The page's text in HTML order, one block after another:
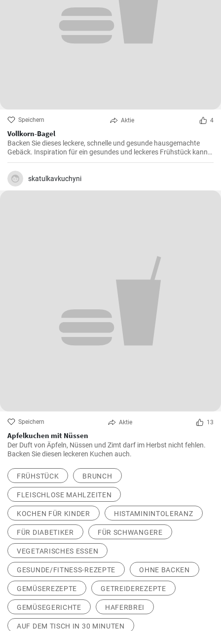
Speichern Aktie 4
Vollkorn-Bagel
Backen Sie dieses leckere, schnelle und gesunde hausgemachte
Gebäck. Inspiration für ein gesundes und leckeres Frühstück kann
man nie genug haben.
skatulkavkuchyni
Speichern Aktie 13
Apfelkuchen mit Nüssen
Der Duft von Äpfeln, Nüssen und Zimt darf im Herbst nicht fehlen.
Backen Sie diesen leckeren Kuchen auch.
FRÜHSTÜCK BRUNCH
FLEISCHLOSE MAHLZEITEN
KOCHEN FÜR KINDER HISTAMININTOLERANZ
FÜR DIABETIKER FÜR SCHWANGERE
VEGETARISCHES ESSEN
GESUNDE/FITNESS-REZEPTE OHNE BACKEN
GEMÜSEREZEPTE GETREIDEREZEPTE
GEMÜSEGERICHTE HAFERBREI
AUF DEM TISCH IN 30 MINUTEN